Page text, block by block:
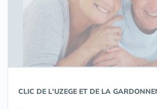
CLIC DE L'UZEGE ET DE LA